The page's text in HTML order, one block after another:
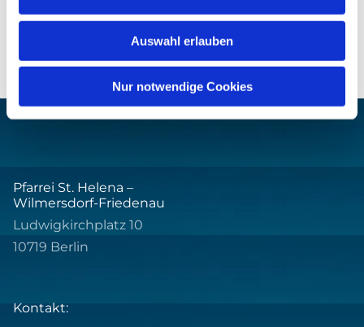
Auswahl erlauben
Nur notwendige Cookies
Pfarrei St. Helena –
Wilmersdorf-Friedenau
Ludwigkirchplatz 10
10719 Berlin
Kontakt: